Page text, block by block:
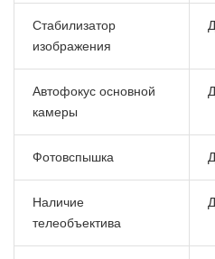
Стабилизатор
изображения
Автофокус основной
камеры
Фотовспышка
Наличие
телеобъектива